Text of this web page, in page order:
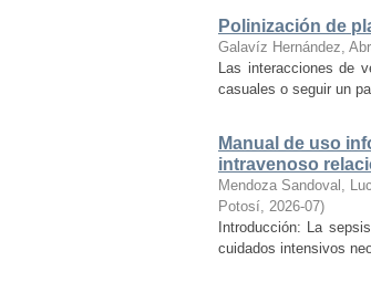
Polinización de
Galavíz Hernández,
Las interacciones de
casuales o seguir un
Manual de uso
intravenoso
Mendoza Sandoval,
Potosí, 2026-07)
Introducción: La
cuidados intensivos